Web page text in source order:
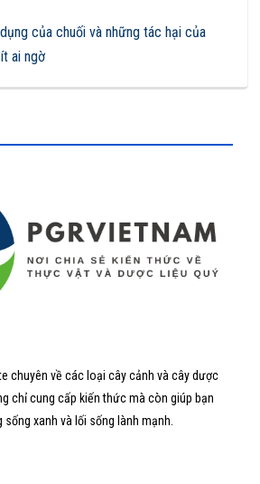
của chuối và những tác hại của
ai ngờ
chuyên về các loại cây cảnh và cây dược
chỉ cung cấp kiến thức mà còn giúp bạn
xanh và lối sống lành mạnh.